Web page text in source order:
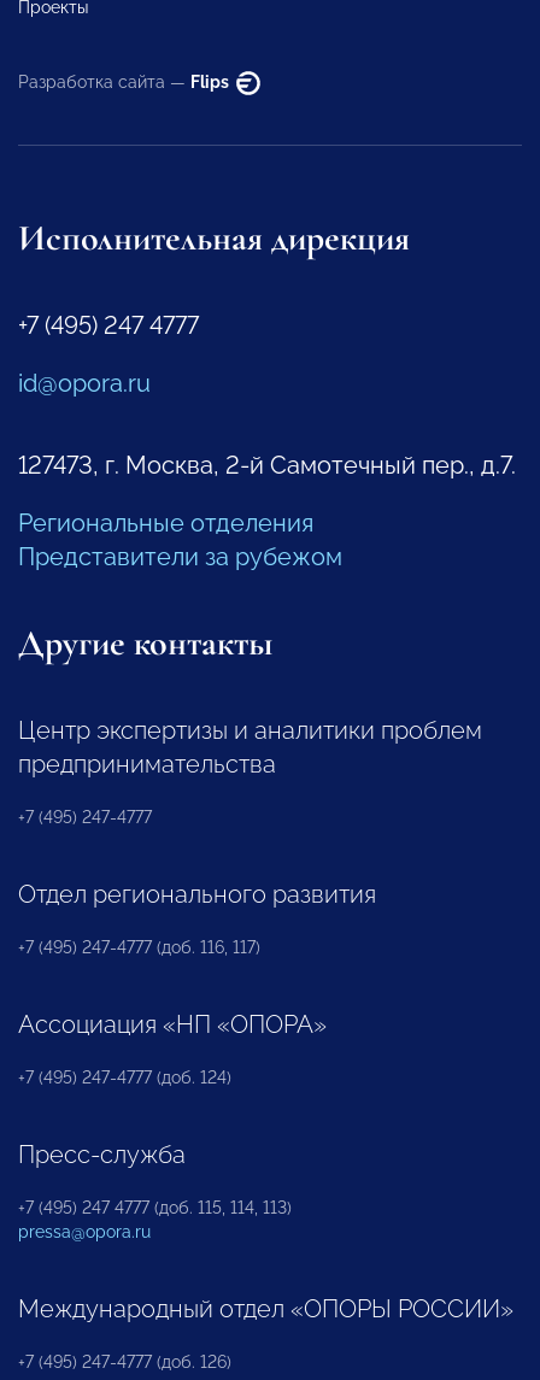
Проекты
Разработка сайта — Flips
Исполнительная дирекция
+7 (495) 247 4777
id@opora.ru
127473, г. Москва, 2-й Самотечный пер., д.7.
Региональные отделения
Представители за рубежом
Другие контакты
Центр экспертизы и аналитики проблем
предпринимательства
+7 (495) 247-4777
Отдел регионального развития
+7 (495) 247-4777 (доб. 116, 117)
Ассоциация «НП «ОПОРА»
+7 (495) 247-4777 (доб. 124)
Пресс-служба
+7 (495) 247 4777 (доб. 115, 114, 113)
pressa@opora.ru
Международный отдел «ОПОРЫ РОССИИ»
+7 (495) 247-4777 (доб. 126)